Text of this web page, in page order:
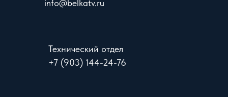
info@belkatv.ru
Технический отдел
+7 (903) 144-24-76